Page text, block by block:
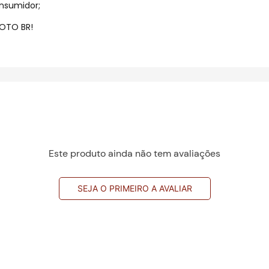
BR!
Este produto ainda não tem avaliações
SEJA O PRIMEIRO A AVALIAR